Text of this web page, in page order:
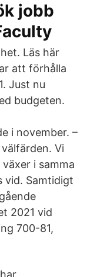
jobb
Läs här
att förhålla
Just nu
budgeten.
i november. –
Vi
i samma
vid. Samtidigt
2021 vid
700-81,